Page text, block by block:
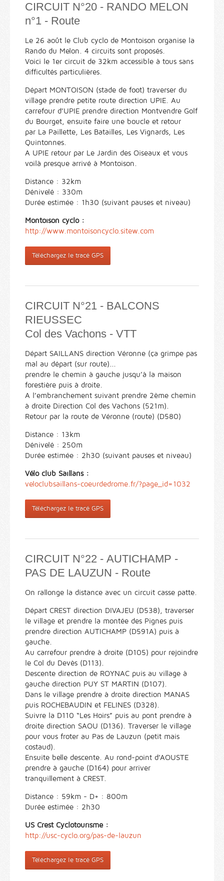
CIRCUIT N°20 - RANDO MELON
n°1 - Route
Le 26 août le Club cyclo de Montoison organise la
Rando du Melon. 4 circuits sont proposés.
Voici le 1er circuit de 32km accessible à tous sans
difficultés particulières.
Départ MONTOISON (stade de foot) traverser du
village prendre petite route direction UPIE. Au
carrefour d’UPIE prendre direction Montvendre Golf
du Bourget, ensuite faire une boucle et retour
par La Paillette, Les Batailles, Les Vignards, Les
Quintonnes.
A UPIE retour par Le Jardin des Oiseaux et vous
voilà presque arrivé à Montoison.
Distance : 32km
Dénivelé : 330m
Durée estimée : 1h30 (suivant pauses et niveau)
Montoison cyclo :
http://www.montoisoncyclo.sitew.com
Téléchargez le tracé GPS
CIRCUIT N°21 - BALCONS
RIEUSSEC
Col des Vachons - VTT
Départ SAILLANS direction Véronne (ça grimpe pas
mal au départ (sur route)...
prendre le chemin à gauche jusqu’à la maison
forestière puis à droite.
A l’embranchement suivant prendre 2ème chemin
à droite Direction Col des Vachons (521m).
Retour par la route de Véronne (route) (D580)
Distance : 13km
Dénivelé : 250m
Durée estimée : 2h30 (suivant pauses et niveau)
Vélo club Saillans :
veloclubsaillans-coeurdedrome.fr/?page_id=1032
Téléchargez le tracé GPS
CIRCUIT N°22 - AUTICHAMP -
PAS DE LAUZUN - Route
On rallonge la distance avec un circuit casse patte.
Départ CREST direction DIVAJEU (D538), traverser
le village et prendre la montée des Pignes puis
prendre direction AUTICHAMP (D591A) puis à
gauche.
Au carrefour prendre à droite (D105) pour rejoindre
le Col du Devès (D113).
Descente direction de ROYNAC puis au village à
gauche direction PUY ST MARTIN (D107).
Dans le village prendre à droite direction MANAS
puis ROCHEBAUDIN et FELINES (D328).
Suivre la D110 “Les Hoirs” puis au pont prendre à
droite direction SAOU (D136). Traverser le village
pour vous froter au Pas de Lauzun (petit mais
costaud).
Ensuite belle descente. Au rond-point d’AOUSTE
prendre à gauche (D164) pour arriver
tranquillement à CREST.
Distance : 59km - D+ : 800m
Durée estimée : 2h30
US Crest Cyclotourisme :
http://usc-cyclo.org/pas-de-lauzun
Téléchargez le tracé GPS